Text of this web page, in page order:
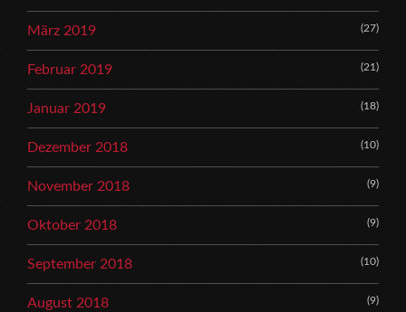
März 2019 (27)
Februar 2019 (21)
Januar 2019 (18)
Dezember 2018 (10)
November 2018 (9)
Oktober 2018 (9)
September 2018 (10)
August 2018 (9)